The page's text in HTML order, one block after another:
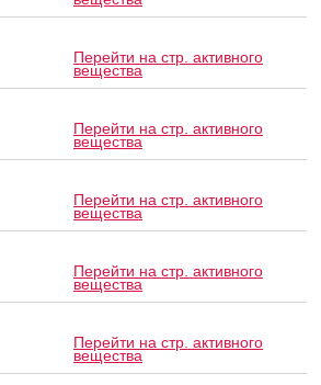
Перейти на стр. активного
вещества
Перейти на стр. активного
вещества
Перейти на стр. активного
вещества
Перейти на стр. активного
вещества
Перейти на стр. активного
вещества